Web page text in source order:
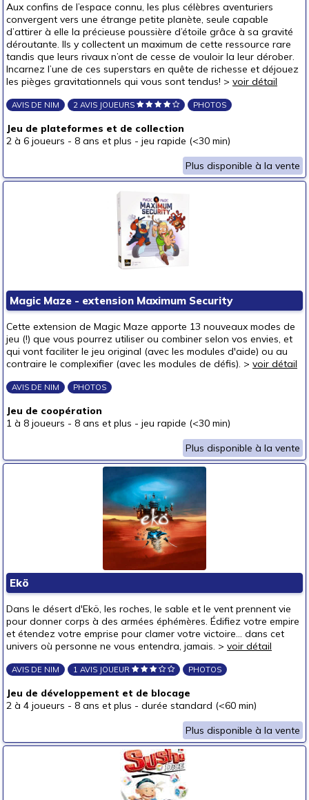
Aux confins de l’espace connu, les plus célèbres aventuriers
convergent vers une étrange petite planète, seule capable
d’attirer à elle la précieuse poussière d’étoile grâce à sa gravité
déroutante. Ils y collectent un maximum de cette ressource rare
tandis que leurs rivaux n’ont de cesse de vouloir la leur dérober.
Incarnez l’une de ces superstars en quête de richesse et déjouez
les pièges gravitationnels qui vous sont tendus! > voir détail
AVIS DE NIM 2 AVIS JOUEURS PHOTOS
Jeu de plateformes et de collection
2 à 6 joueurs - 8 ans et plus - jeu rapide (<30 min)
Plus disponible à la vente
Magic Maze - extension Maximum Security
Cette extension de Magic Maze apporte 13 nouveaux modes de
jeu (!) que vous pourrez utiliser ou combiner selon vos envies, et
qui vont faciliter le jeu original (avec les modules d'aide) ou au
contraire le complexifier (avec les modules de défis). > voir détail
AVIS DE NIM PHOTOS
Jeu de coopération
1 à 8 joueurs - 8 ans et plus - jeu rapide (<30 min)
Plus disponible à la vente
Ekö
Dans le désert d'Ekö, les roches, le sable et le vent prennent vie
pour donner corps à des armées éphémères. Édifiez votre empire
et étendez votre emprise pour clamer votre victoire... dans cet
univers où personne ne vous entendra, jamais. > voir détail
AVIS DE NIM 1 AVIS JOUEUR PHOTOS
Jeu de développement et de blocage
2 à 4 joueurs - 8 ans et plus - durée standard (<60 min)
Plus disponible à la vente